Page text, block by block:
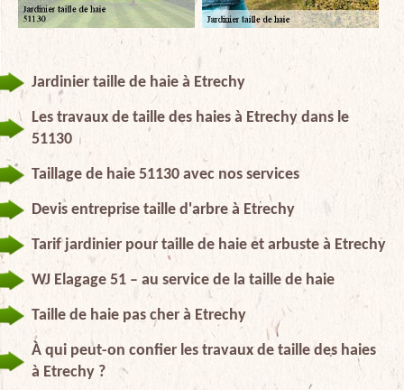
Jardinier taille de haie à Etrechy
Les travaux de taille des haies à Etrechy dans le
51130
Taillage de haie 51130 avec nos services
Devis entreprise taille d'arbre à Etrechy
Tarif jardinier pour taille de haie et arbuste à Etrechy
WJ Elagage 51 – au service de la taille de haie
Taille de haie pas cher à Etrechy
À qui peut-on confier les travaux de taille des haies
à Etrechy ?